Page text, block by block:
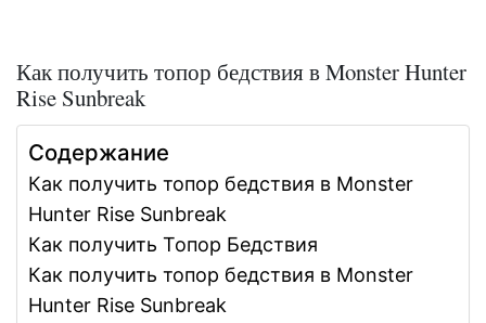
Как получить топор бедствия в Monster Hunter
Rise Sunbreak
Содержание
Как получить топор бедствия в Monster
Hunter Rise Sunbreak
Как получить Топор Бедствия
Как получить топор бедствия в Monster
Hunter Rise Sunbreak